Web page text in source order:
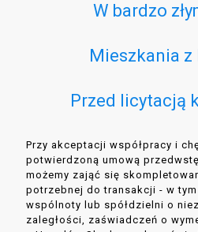
W bardzo
Mieszkania z
Przed licytacją
Przy akceptacji współpracy i
potwierdzoną umową
możemy zająć się
potrzebnej do transakcji - w
wspólnoty lub spółdzielni o
zaległości, zaświadczeń o